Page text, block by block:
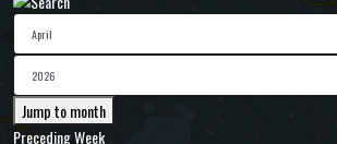
Jump to month
Preceding Week